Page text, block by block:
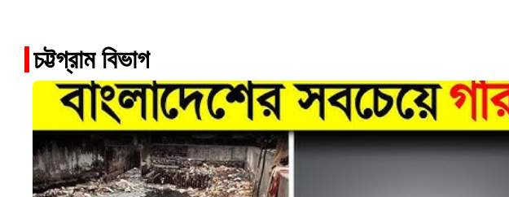
চট্টগ্রাম বিভাগ